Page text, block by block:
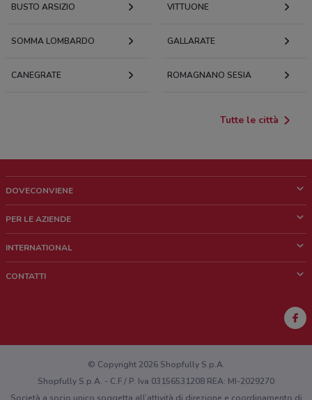
BUSTO ARSIZIO VITTUONE
SOMMA LOMBARDO GALLARATE
CANEGRATE ROMAGNANO SESIA
Tutte le città
DOVECONVIENE
Chi siamo
Lavora con noi
PER LE AZIENDE
Richieste commerciali e marketing
INTERNATIONAL
CONTATTI
Hai un malfunzionamento sul web o sull'app?
© Copyright 2026 Shopfully S.p.A.
Shopfully S.p.A. - C.F / P. Iva 03156531208 REA: MI-2029270